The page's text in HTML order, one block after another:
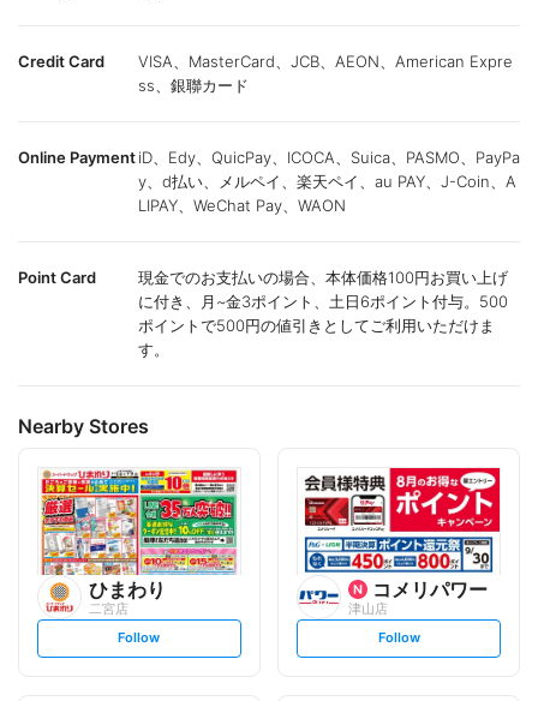
Credit Card
VISA、MasterCard、JCB、AEON、American Expre
ss、銀聯カード
Online PaymentiD、Edy、QuicPay、ICOCA、Suica、PASMO、PayPa
y、d払い、メルペイ、楽天ペイ、au PAY、J-Coin、A
LIPAY、WeChat Pay、WAON
Point Card
現金でのお支払いの場合、本体価格100円お買い上げ
に付き、月~金3ポイント、土日6ポイント付与。500
ポイントで500円の値引きとしてご利用いただけま
す。
Nearby Stores
ひまわり
二宮店
s
t
Follow
コメリパワー
津山店
s
t
Follow